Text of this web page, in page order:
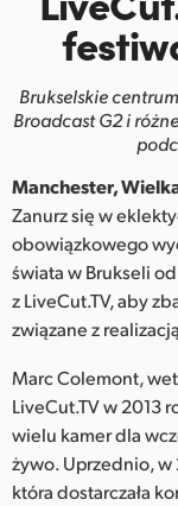
Finland
Germany
Hong Kong
India
Italy
Japan
Korea
Mexico
Malaysia
Brukselskie
Broadcast G2i
Manchester,
Zanurz się w
obowiązkowego
świata w Brukseli
z LiveCut.TV, aby
związane z
Marc Colemont,
LiveCut.TV w 2013
wielu kamer dla
żywo. Uprzednio, w
która dostarczała